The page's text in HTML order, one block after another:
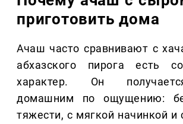
приготовить дома
Ачаш часто сравнивают с
абхазского пирога есть
характер. Он
домашним по ощущению:
тяжести, с мягкой начинкой и